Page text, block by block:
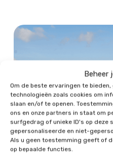
Beheer
Om de beste ervaringen te
technologieën zoals cookies om
slaan en/of te openen.
ons en onze partners in staat om
surfgedrag of unieke ID's op deze
gepersonaliseerde en niet-
Als u geen toestemming geeft of
op bepaalde functies.